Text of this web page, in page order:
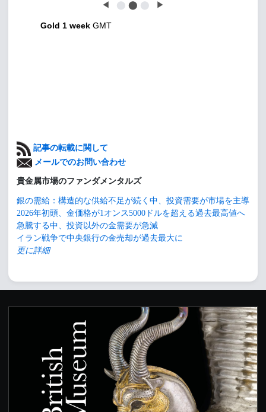
◀ ⬤ ⬤ ⬤ ▶
Gold 1 week GMT
記事の転載に関して
メールでのお問い合わせ
貴金属市場のファンダメンタルズ
銀の需給：構造的な供給不足が続く中、投資需要が市場を主導
2026年初頭、金価格が1オンス5000ドルを超える過去最高値へ
急騰する中、投資以外の金需要が急減
イラン戦争で中央銀行の金売却が過去最大に
更に詳細